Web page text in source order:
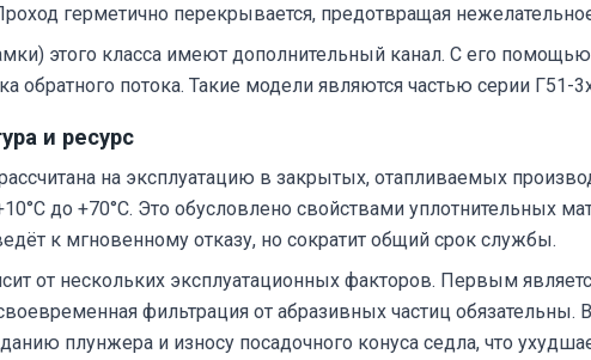
герметично перекрывается, предотвращая
этого класса имеют дополнительный канал. С его
обратного потока. Такие модели являются частью серии
и ресурс
на эксплуатацию в закрытых, отапливаемых
до +70°C. Это обусловлено свойствами уплотнительных
к мгновенному отказу, но сократит общий срок службы.
от нескольких эксплуатационных факторов. Первым
фильтрация от абразивных частиц обязательны.
плунжера и износу посадочного конуса седла, что